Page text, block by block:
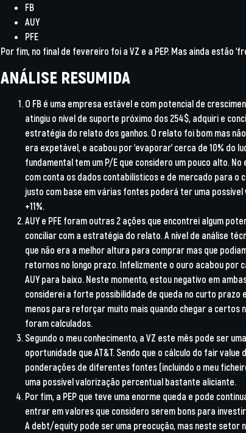
FB
AUY
PFE
Por fim, no final de fevereiro foi a VZ e a PEP. Mas ainda estão
ANÁLISE RESUMIDA
O FB é uma empresa estável e com potencial de
atingiu o nível de suporte próximo dos 254$, adquiri e
estratégia do relato dos ganhos. O relato foi bom mas
era expetável, e acabou por ‘evaporar’ cerca de 10% do
fundamental tem um P/E que considero um pouco alto.
com conta os dados contabilísticos e de mercado para o
justo com base em várias fontes poderá ter uma possível
+11%.
AUY e PFE foram outras 2 ações que encontrei algum
conciliar com a estratégia do relato. A nível de análise
que não era a melhor altura para comprar mas que
retornos no longo prazo. Infelizmente o ouro acabou por
AUY para baixo. Neste momento, estou negativo em
considerei a forte possibilidade de queda no curto prazo
menos para reforçar muito mais quando chegar a certos
foram calculados.
Segundo o meu conhecimento, a VZ este mês pode ser
oportunidade que AT&T. Sendo que o cálculo do fair value
ponderações de diferentes fontes (incluindo o meu
uma possível valorização percentual bastante aliciante.
Por fim, a PEP que teve uma enorme queda e pode
entrar em valores que considero serem bons para
A debt/equity pode ser uma preocução, mas neste setor